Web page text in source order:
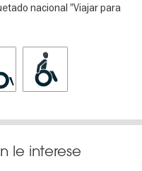
nacional "Viajar para
le interese